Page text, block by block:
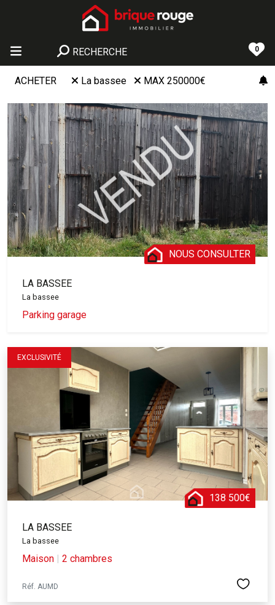
RECHERCHE 0
ACHETER La bassee MAX 250000€
NOUS CONSULTER
LA BASSEE
La bassee
Parking garage
EXCLUSIVITÉ
138 500€
LA BASSEE
La bassee
Maison | 2 chambres
Réf. AUMD